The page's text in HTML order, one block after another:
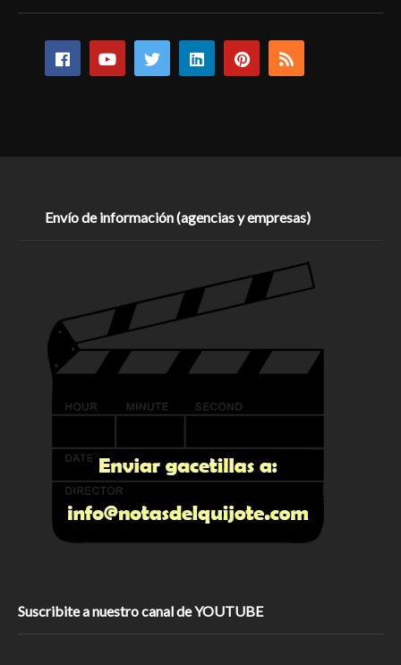
Envío de información (agencias y empresas)
Suscribite a nuestro canal de YOUTUBE